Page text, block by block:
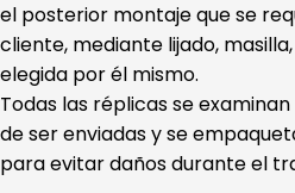
el posterior montaje que se
cliente, mediante lijado,
elegida por él mismo.
Todas las réplicas se
de ser enviadas y se
para evitar daños durante el